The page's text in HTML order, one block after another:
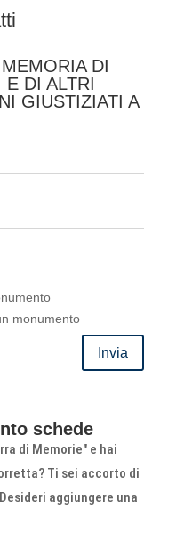
DI
E DI ALTRI
GIUSTIZIATI A
monumento
Invia
schede
di Memorie" e hai
Ti sei accorto di
aggiungere una